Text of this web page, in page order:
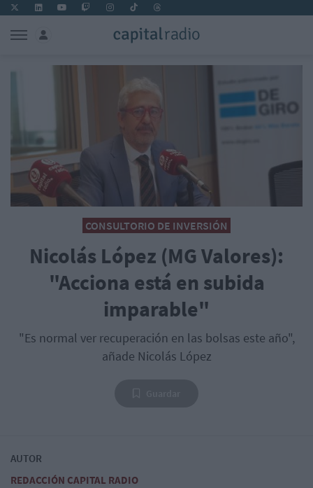
CONSULTORIO DE INVERSIÓN
Nicolás López (MG Valores):
"Acciona está en subida
imparable"
"Es normal ver recuperación en las bolsas este año",
añade Nicolás López
AUTOR
REDACCIÓN CAPITAL RADIO